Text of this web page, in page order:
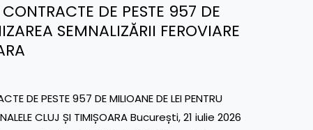
DE PESTE 957 DE
SEMNALIZĂRII FEROVIARE
DE PESTE 957 DE MILIOANE DE LEI PENTRU
CLUJ ȘI TIMIȘOARA București, 21 iulie 2026